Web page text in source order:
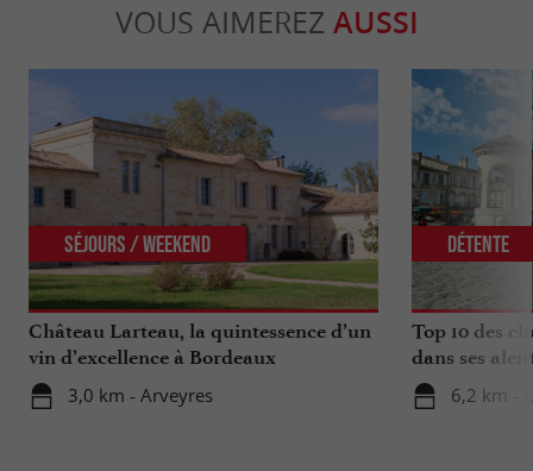
VOUS AIMEREZ AUSSI
Château Larteau, la quintessence d’un
vin d’excellence à Bordeaux
3,0 km - Arveyres
Séjours / Weekend
Top 10 des
dans ses
6,2 km -
Détente